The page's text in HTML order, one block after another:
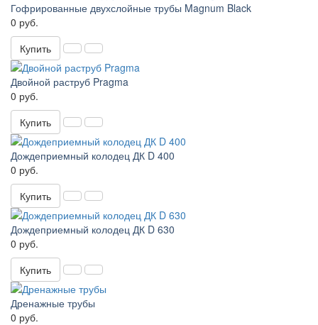
Гофрированные двухслойные трубы Magnum Black
0 руб.
Купить
Двойной раструб Pragma
0 руб.
Купить
Дождеприемный колодец ДК D 400
0 руб.
Купить
Дождеприемный колодец ДК D 630
0 руб.
Купить
Дренажные трубы
0 руб.